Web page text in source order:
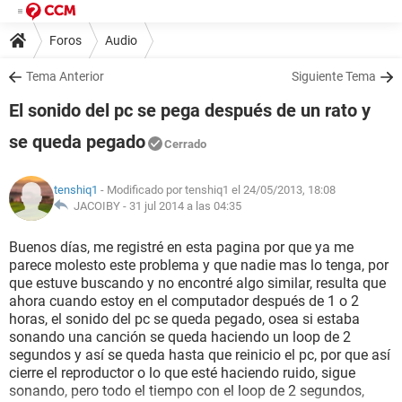
Foros Audio
Tema Anterior Siguiente Tema
El sonido del pc se pega después de un rato y
se queda pegado
Cerrado
tenshiq1 - Modificado por tenshiq1 el 24/05/2013, 18:08
JACOIBY - 31 jul 2014 a las 04:35
Buenos días, me registré en esta pagina por que ya me
parece molesto este problema y que nadie mas lo tenga, por
que estuve buscando y no encontré algo similar, resulta que
ahora cuando estoy en el computador después de 1 o 2
horas, el sonido del pc se queda pegado, osea si estaba
sonando una canción se queda haciendo un loop de 2
segundos y así se queda hasta que reinicio el pc, por que así
cierre el reproductor o lo que esté haciendo ruido, sigue
sonando, pero todo el tiempo con el loop de 2 segundos,